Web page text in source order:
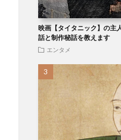
映画【タイタニック】の主
話と制作秘話を教えます
エンタメ